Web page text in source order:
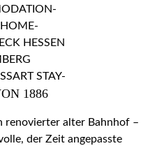
1886
renovierter alter Bahnhof –
der Zeit angepasste